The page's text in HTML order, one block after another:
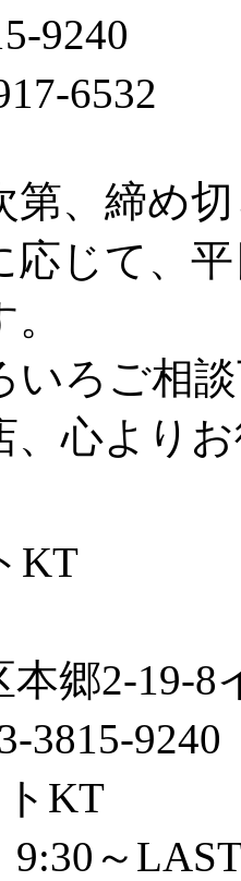
6532
第、締め
応じて、
いろご相
、心より
KT
本郷2-19-8
3815-9240
KT
9:30～